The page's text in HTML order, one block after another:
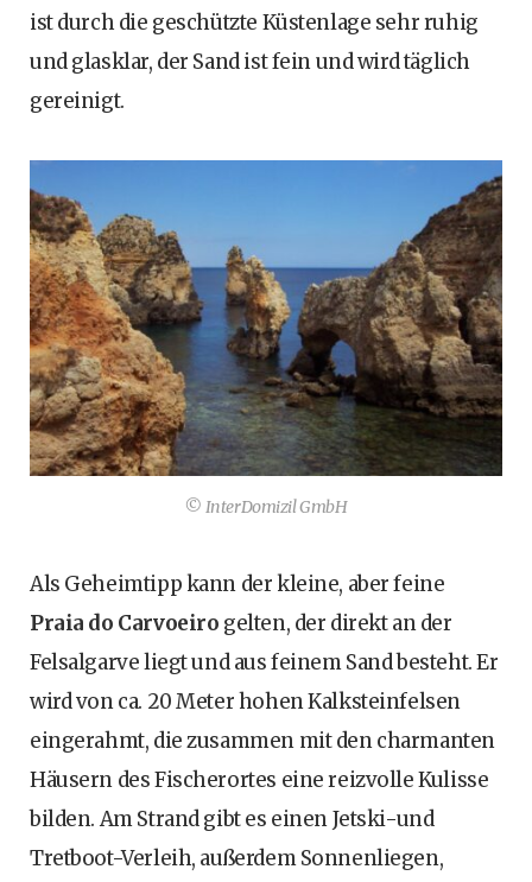
ist durch die geschützte Küstenlage sehr ruhig
und glasklar, der Sand ist fein und wird täglich
gereinigt.
© InterDomizil GmbH
Als Geheimtipp kann der kleine, aber feine
Praia do Carvoeiro gelten, der direkt an der
Felsalgarve liegt und aus feinem Sand besteht. Er
wird von ca. 20 Meter hohen Kalksteinfelsen
eingerahmt, die zusammen mit den charmanten
Häusern des Fischerortes eine reizvolle Kulisse
bilden. Am Strand gibt es einen Jetski-und
Tretboot-Verleih, außerdem Sonnenliegen,